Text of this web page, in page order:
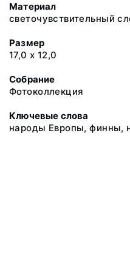
Материал
светочувствительный
Размер
17,0 х 12,0
Собрание
Фотоколлекция
Ключевые слова
народы Европы, финны,